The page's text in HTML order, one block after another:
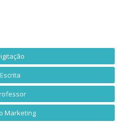
Escrita
Marketing